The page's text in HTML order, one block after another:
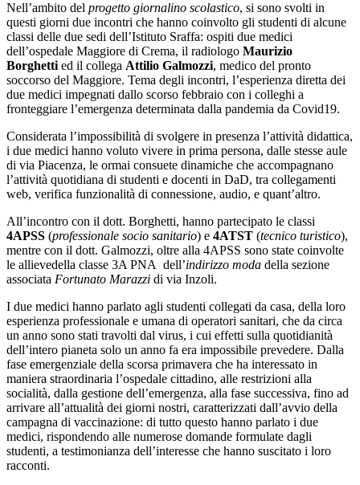
Nell’ambito del progetto giornalino scolastico, si sono svolti in
questi giorni due incontri che hanno coinvolto gli studenti di alcune
classi delle due sedi dell’Istituto Sraffa: ospiti due medici
dell’ospedale Maggiore di Crema, il radiologo Maurizio
Borghetti ed il collega Attilio Galmozzi, medico del pronto
soccorso del Maggiore. Tema degli incontri, l’esperienza diretta dei
due medici impegnati dallo scorso febbraio con i colleghi a
fronteggiare l’emergenza determinata dalla pandemia da Covid19.
Considerata l’impossibilità di svolgere in presenza l’attività didattica,
i due medici hanno voluto vivere in prima persona, dalle stesse aule
di via Piacenza, le ormai consuete dinamiche che accompagnano
l’attività quotidiana di studenti e docenti in DaD, tra collegamenti
web, verifica funzionalità di connessione, audio, e quant’altro.
All’incontro con il dott. Borghetti, hanno partecipato le classi
4APSS (professionale socio sanitario) e 4ATST (tecnico turistico),
mentre con il dott. Galmozzi, oltre alla 4APSS sono state coinvolte
le allievedella classe 3A PNA dell’indirizzo moda della sezione
associata Fortunato Marazzi di via Inzoli.
I due medici hanno parlato agli studenti collegati da casa, della loro
esperienza professionale e umana di operatori sanitari, che da circa
un anno sono stati travolti dal virus, i cui effetti sulla quotidianità
dell’intero pianeta solo un anno fa era impossibile prevedere. Dalla
fase emergenziale della scorsa primavera che ha interessato in
maniera straordinaria l’ospedale cittadino, alle restrizioni alla
socialità, dalla gestione dell’emergenza, alla fase successiva, fino ad
arrivare all’attualità dei giorni nostri, caratterizzati dall’avvio della
campagna di vaccinazione: di tutto questo hanno parlato i due
medici, rispondendo alle numerose domande formulate dagli
studenti, a testimonianza dell’interesse che hanno suscitato i loro
racconti.